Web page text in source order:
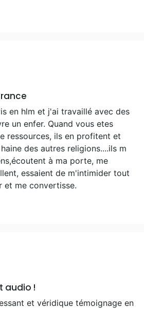
en hlm et j'ai travaillé avec des
un enfer. Quand vous etes
ressources, ils en profitent et
des autres religions....ils m
à ma porte, me
essaient de m'intimider tout
et me convertisse.
audio !
et véridique témoignage en